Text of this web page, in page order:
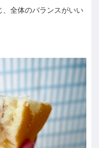
、全体のバランスがいい